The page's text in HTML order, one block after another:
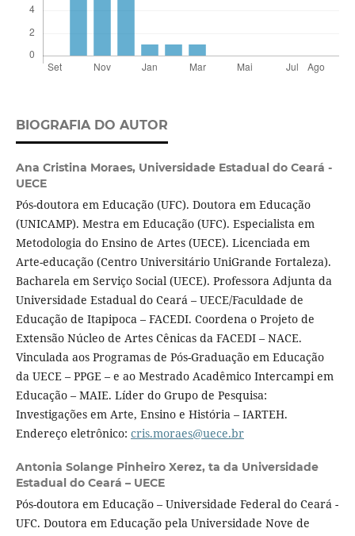
BIOGRAFIA DO AUTOR
Ana Cristina Moraes, Universidade Estadual do Ceará -
UECE
Pós-doutora em Educação (UFC). Doutora em Educação
(UNICAMP). Mestra em Educação (UFC). Especialista em
Metodologia do Ensino de Artes (UECE). Licenciada em
Arte-educação (Centro Universitário UniGrande Fortaleza).
Bacharela em Serviço Social (UECE). Professora Adjunta da
Universidade Estadual do Ceará – UECE/Faculdade de
Educação de Itapipoca – FACEDI. Coordena o Projeto de
Extensão Núcleo de Artes Cênicas da FACEDI – NACE.
Vinculada aos Programas de Pós-Graduação em Educação
da UECE – PPGE – e ao Mestrado Acadêmico Intercampi em
Educação – MAIE. Líder do Grupo de Pesquisa:
Investigações em Arte, Ensino e História – IARTEH.
Endereço eletrônico: cris.moraes@uece.br
Antonia Solange Pinheiro Xerez, ta da Universidade
Estadual do Ceará – UECE
Pós-doutora em Educação – Universidade Federal do Ceará -
UFC. Doutora em Educação pela Universidade Nove de